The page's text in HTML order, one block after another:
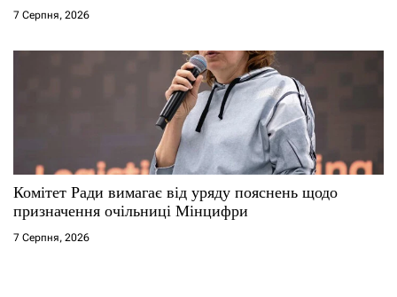
7 Серпня, 2026
Комітет Ради вимагає від уряду пояснень щодо
призначення очільниці Мінцифри
7 Серпня, 2026